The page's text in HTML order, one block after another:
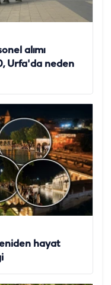
alımı
Urfa'da neden
hayat